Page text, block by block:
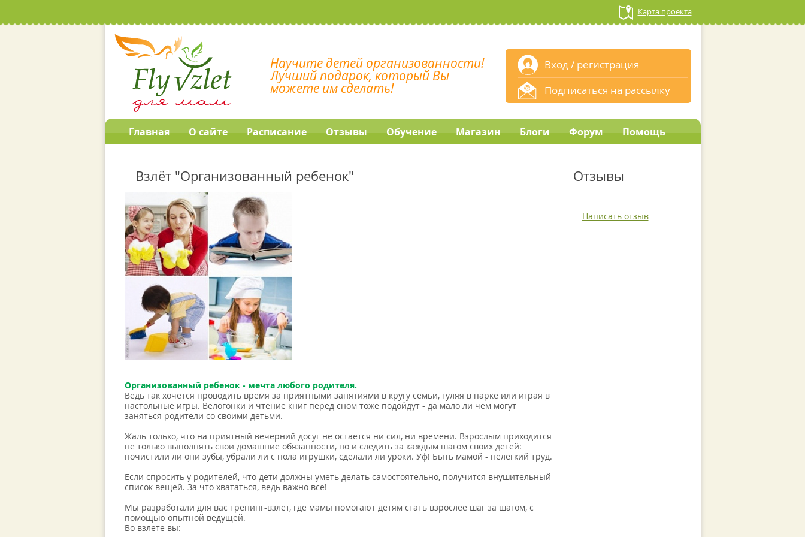
Карта проекта
Научите детей организованности!
Лучший подарок, который Вы
можете им сделать!
Вход/ регистрация
Подписаться на рассылку
Главная О сайте Расписание Отзывы Обучение Магазин Блоги Форум Помощь
Взлёт "Организованный ребенок"
Организованный ребенок - мечта любого родителя.
Ведь так хочется проводить время за приятными занятиями в кругу семьи, гуляя в парке или играя в
настольные игры. Велогонки и чтение книг перед сном тоже подойдут - да мало ли чем могут
заняться родители со своими детьми.
Жаль только, что на приятный вечерний досуг не остается ни сил, ни времени. Взрослым приходится
не только выполнять свои домашние обязанности, но и следить за каждым шагом своих детей:
почистили ли они зубы, убрали ли с пола игрушки, сделали ли уроки. Уф! Быть мамой - нелегкий труд.
Если спросить у родителей, что дети должны уметь делать самостоятельно, получится внушительный
список вещей. За что хвататься, ведь важно все!
Мы разработали для вас тренинг-взлет, где мамы помогают детям стать взрослее шаг за шагом, с
помощью опытной ведущей.
Во взлете вы:
Отзывы
Написать отзыв